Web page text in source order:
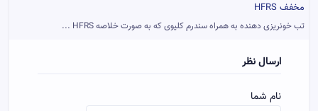
مخفف HFRS
تب خونریزی دهنده به همراه سندرم کلیوی که به صورت خلاصه HFRS ...
ارسال نظر
نام شما